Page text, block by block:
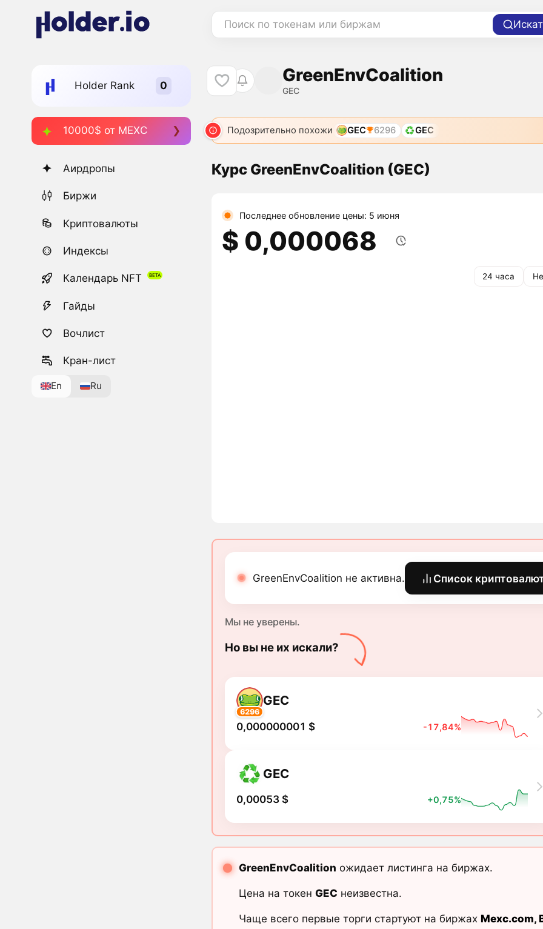
Поиск по токенам или биржам
Holder Rank
10000$ от MEXC
Аирдропы
Биржи
Криптовалюты
Индексы
Календарь NFT
Гайды
Вочлист
Кран-лист
En Ru
GreenEnvCoalition
GEC
Подозрительно похожи GEC 6296 GEC
Курс GreenEnvCoalition (GEC)
Последнее обновление цены: 5 июня
$ 0,000068
24 часа
GreenEnvCoalition не активна. Список
Мы не уверены.
Но вы не их искали?
6296
GEC
0,000000001 $ -17,84%
GEC
0,00053 $ +0,75%
GreenEnvCoalition ожидает листинга на биржах.
Цена на токен GEC неизвестна.
Чаще всего первые торги стартуют на биржах Mexc.com,